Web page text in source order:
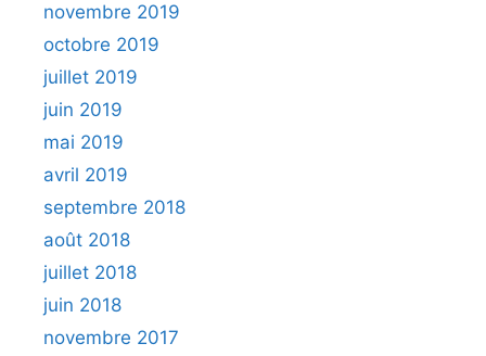
novembre 2019
octobre 2019
juillet 2019
juin 2019
mai 2019
avril 2019
septembre 2018
août 2018
juillet 2018
juin 2018
novembre 2017